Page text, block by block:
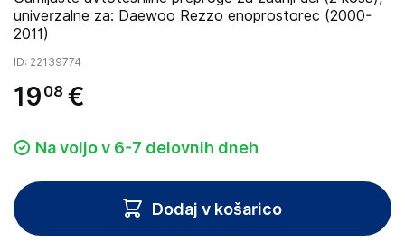
univerzalne za: Daewoo Rezzo enoprostorec (2000-
2011)
ID: 22139774
19 08 €
Na voljo v 6-7 delovnih dneh
Dodaj v košarico